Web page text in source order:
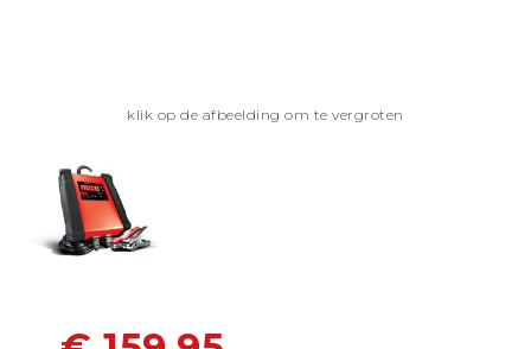
klik op de afbeelding om te vergroten